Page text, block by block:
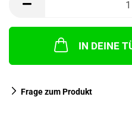
IN DEINE
Frage zum Produkt